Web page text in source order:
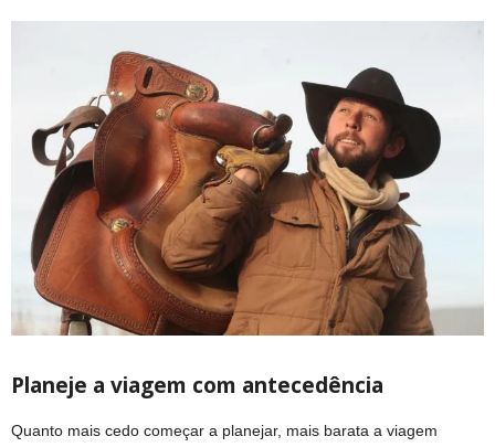
Planeje a viagem com antecedência
Quanto mais cedo começar a planejar, mais barata a viagem